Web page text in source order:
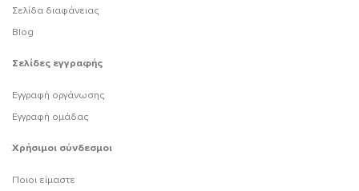
Σελίδα διαφάνειας
Blog
Σελίδες εγγραφής
Εγγραφή οργάνωσης
Εγγραφή ομάδας
Χρήσιμοι σύνδεσμοι
Ποιοι είμαστε